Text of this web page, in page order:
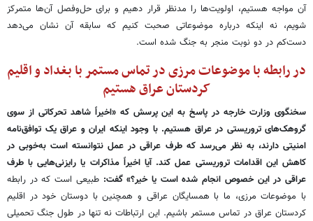
آن مواجه هستیم، اولویت‌ها را مدنظر قرار دهیم و برای حل‌وفصل آن‌ها متمرکز
شویم، نه اینکه درباره موضوعاتی صحبت کنیم که سابقه آن نشان می‌دهد
دست‌کم در دو نوبت منجر به جنگ شده است.
در رابطه با موضوعات مرزی در تماس مستمر با بغداد و اقلیم
کردستان عراق هستیم
سخنگوی وزارت خارجه در پاسخ به این پرسش که «اخیراً شاهد تحرکاتی از سوی
گروهک‌های تروریستی در عراق هستیم. با وجود اینکه ایران و عراق یک توافق‌نامه
امنیتی دارند، به نظر می‌رسد که طرف عراقی در عمل نتوانسته است به‌خوبی در
کاهش این اقدامات تروریستی عمل کند. آیا اخیراً مذاکرات یا رایزنی‌هایی با طرف
عراقی در این خصوص انجام شده است یا خیر؟» گفت: طبیعی است که در رابطه
با موضوعات مرزی، ما با همسایگان عراقی‌ و همچنین با دوستان‌ خود در اقلیم
کردستان عراق در تماس مستمر باشیم. این ارتباطات نه تنها در طول جنگ تحمیلی